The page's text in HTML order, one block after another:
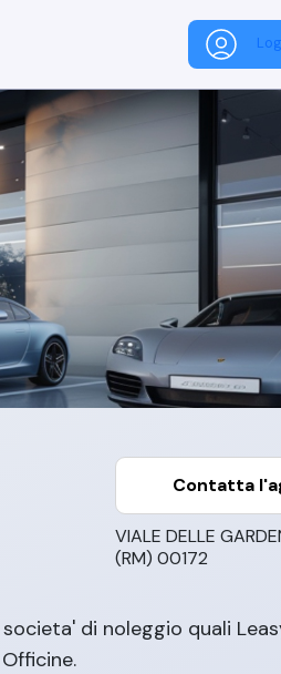
Contatta
VIALE DELLE
(RM) 00172
di noleggio quali